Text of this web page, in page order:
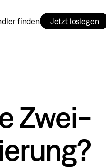
finden Jetzt loslegen
Zwei-